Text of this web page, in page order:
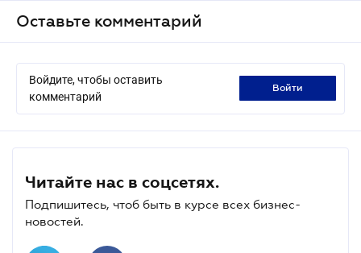
Оставьте комментарий
Войдите, чтобы оставить
комментарий
войти
Читайте нас в соцсетях.
Подпишитесь, чтоб быть в курсе всех бизнес-
новостей.